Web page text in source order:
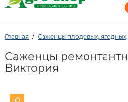
Главная Саженцы плодовых, ягодных,
Саженцы
Виктория